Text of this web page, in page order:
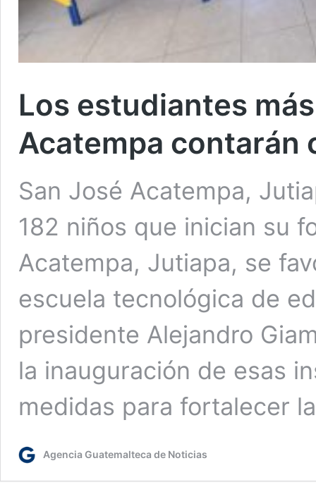
Los estudiantes
Acatempa contarán
San José Acatempa,
182 niños que inician su
Acatempa, Jutiapa, se
escuela tecnológica de
presidente Alejandro
la inauguración de esas
medidas para fortalecer
Agencia Guatemalteca de Noticias